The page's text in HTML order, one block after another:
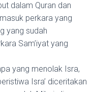
dalam Quran dan
perkara yang
yang sudah
Sam’iyat yang
yang menolak Isra,
Isra’ diceritakan